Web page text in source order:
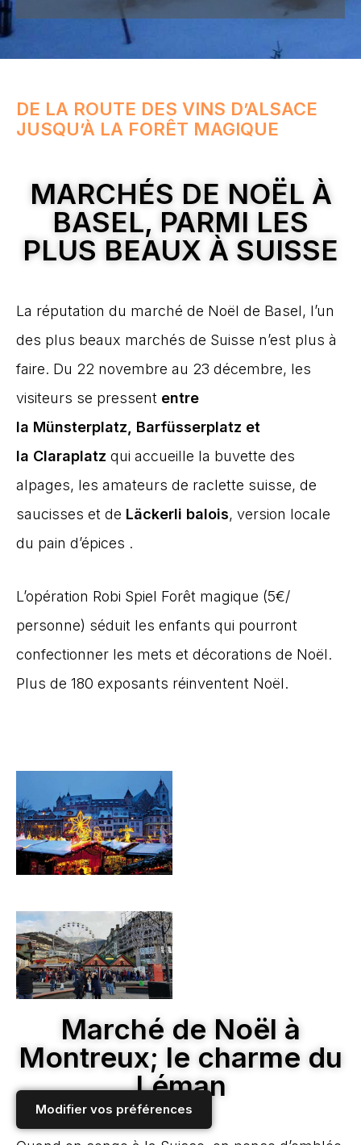
Modifier vos préférences
DE LA ROUTE DES VINS D’ALSACE
JUSQU’À LA FORÊT MAGIQUE
MARCHÉS DE NOËL À
BASEL, PARMI LES
PLUS BEAUX À SUISSE
La réputation du marché de Noël de Basel, l’un
des plus beaux marchés de Suisse n’est plus à
faire. Du 22 novembre au 23 décembre, les
visiteurs se pressent entre
la Münsterplatz, Barfüsserplatz et
la Claraplatz qui accueille la buvette des
alpages, les amateurs de raclette suisse, de
saucisses et de Läckerli balois, version locale
du pain d’épices .
L’opération Robi Spiel Forêt magique (5€/
personne) séduit les enfants qui pourront
confectionner les mets et décorations de Noël.
Plus de 180 exposants réinventent Noël.
Marché de Noël à
Montreux; le charme du
Léman